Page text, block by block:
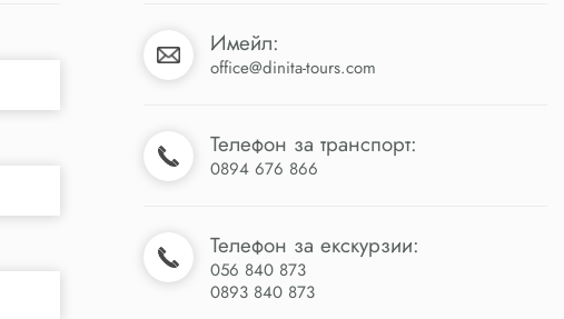
Имейл:
office@dinita-tours.com
Телефон за транспорт:
0894 676 866
Телефон за екскурзии:
056 840 873
0893 840 873